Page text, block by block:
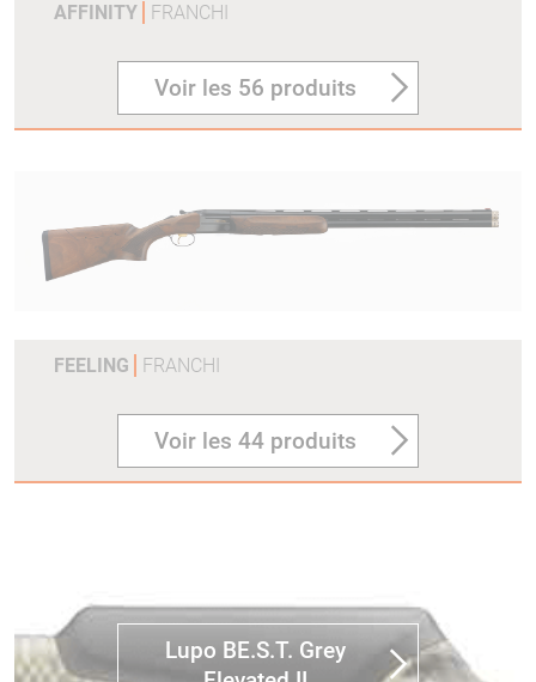
AFFINITY FRANCHI
Voir les 56 produits
FEELING FRANCHI
Voir les 44 produits
Lupo BE.S.T. Grey